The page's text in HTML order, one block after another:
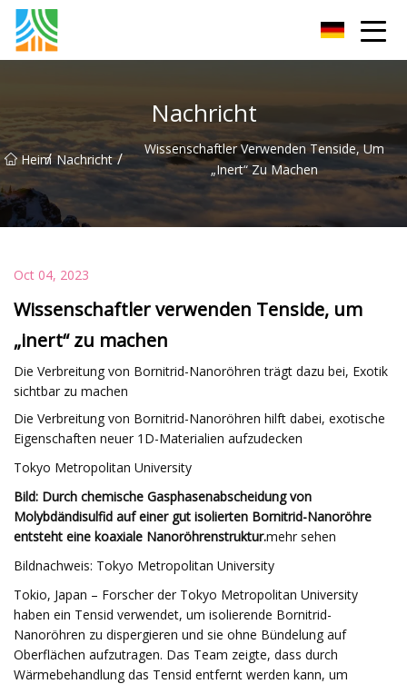
Nachricht
Heim
/ Nachricht /
Wissenschaftler Verwenden Tenside, Um
„inert“ Zu Machen
Oct 04, 2023
Wissenschaftler verwenden Tenside, um
„inert“ zu machen
Die Verbreitung von Bornitrid-Nanoröhren trägt dazu bei, Exotik
sichtbar zu machen
Die Verbreitung von Bornitrid-Nanoröhren hilft dabei, exotische
Eigenschaften neuer 1D-Materialien aufzudecken
Tokyo Metropolitan University
Bild: Durch chemische Gasphasenabscheidung von
Molybdändisulfid auf einer gut isolierten Bornitrid-Nanoröhre
entsteht eine koaxiale Nanoröhrenstruktur.mehr sehen
Bildnachweis: Tokyo Metropolitan University
Tokio, Japan – Forscher der Tokyo Metropolitan University
haben ein Tensid verwendet, um isolierende Bornitrid-
Nanoröhren zu dispergieren und sie ohne Bündelung auf
Oberflächen aufzutragen. Das Team zeigte, dass durch
Wärmebehandlung das Tensid entfernt werden kann, um